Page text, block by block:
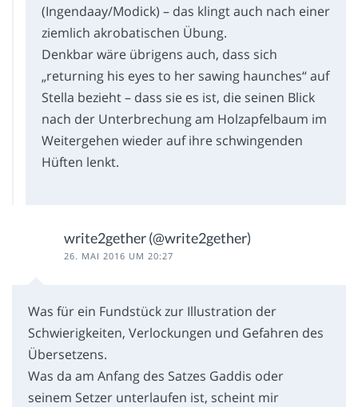
(Ingendaay/Modick) – das klingt auch nach einer
ziemlich akrobatischen Übung.
Denkbar wäre übrigens auch, dass sich
„returning his eyes to her sawing haunches“ auf
Stella bezieht – dass sie es ist, die seinen Blick
nach der Unterbrechung am Holzapfelbaum im
Weitergehen wieder auf ihre schwingenden
Hüften lenkt.
write2gether (@write2gether)
26. MAI 2016 UM 20:27
Was für ein Fundstück zur Illustration der
Schwierigkeiten, Verlockungen und Gefahren des
Übersetzens.
Was da am Anfang des Satzes Gaddis oder
seinem Setzer unterlaufen ist, scheint mir